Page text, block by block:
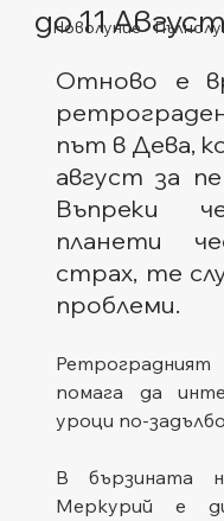
Новолуние -
до 11
Отново е
път в Дева,
август за
Въпреки
планети
страх, те
проблеми.
помага да
уроци по-
В бързината
Меркурий е